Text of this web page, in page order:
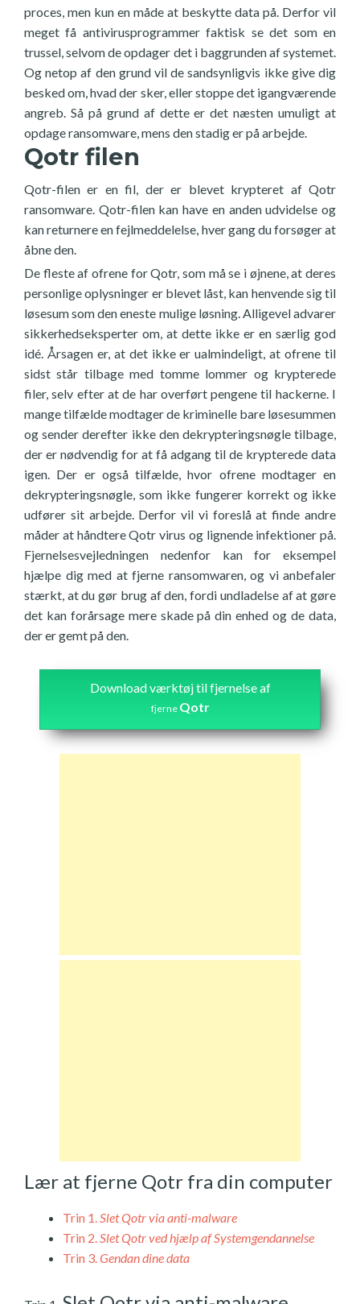
proces, men kun en måde at beskytte data på. Derfor vil
meget få antivirusprogrammer faktisk se det som en
trussel, selvom de opdager det i baggrunden af systemet.
Og netop af den grund vil de sandsynligvis ikke give dig
besked om, hvad der sker, eller stoppe det igangværende
angreb. Så på grund af dette er det næsten umuligt at
opdage ransomware, mens den stadig er på arbejde.
Qotr filen
Qotr-filen er en fil, der er blevet krypteret af Qotr
ransomware. Qotr-filen kan have en anden udvidelse og
kan returnere en fejlmeddelelse, hver gang du forsøger at
åbne den.
De fleste af ofrene for Qotr, som må se i øjnene, at deres
personlige oplysninger er blevet låst, kan henvende sig til
løsesum som den eneste mulige løsning. Alligevel advarer
sikkerhedseksperter om, at dette ikke er en særlig god
idé. Årsagen er, at det ikke er ualmindeligt, at ofrene til
sidst står tilbage med tomme lommer og krypterede
filer, selv efter at de har overført pengene til hackerne. I
mange tilfælde modtager de kriminelle bare løsesummen
og sender derefter ikke den dekrypteringsnøgle tilbage,
der er nødvendig for at få adgang til de krypterede data
igen. Der er også tilfælde, hvor ofrene modtager en
dekrypteringsnøgle, som ikke fungerer korrekt og ikke
udfører sit arbejde. Derfor vil vi foreslå at finde andre
måder at håndtere Qotr virus og lignende infektioner på.
Fjernelsesvejledningen nedenfor kan for eksempel
hjælpe dig med at fjerne ransomwaren, og vi anbefaler
stærkt, at du gør brug af den, fordi undladelse af at gøre
det kan forårsage mere skade på din enhed og de data,
der er gemt på den.
Download værktøj til fjernelse af
fjerne Qotr
Lær at fjerne Qotr fra din computer
Trin 1.Slet Qotr via anti-malware
Trin 2.Slet Qotr ved hjælp af Systemgendannelse
Trin 3.Gendan dine data